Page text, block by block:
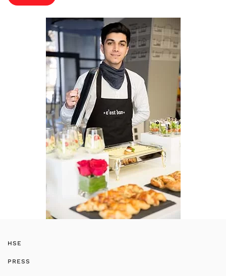
HSE
PRESS